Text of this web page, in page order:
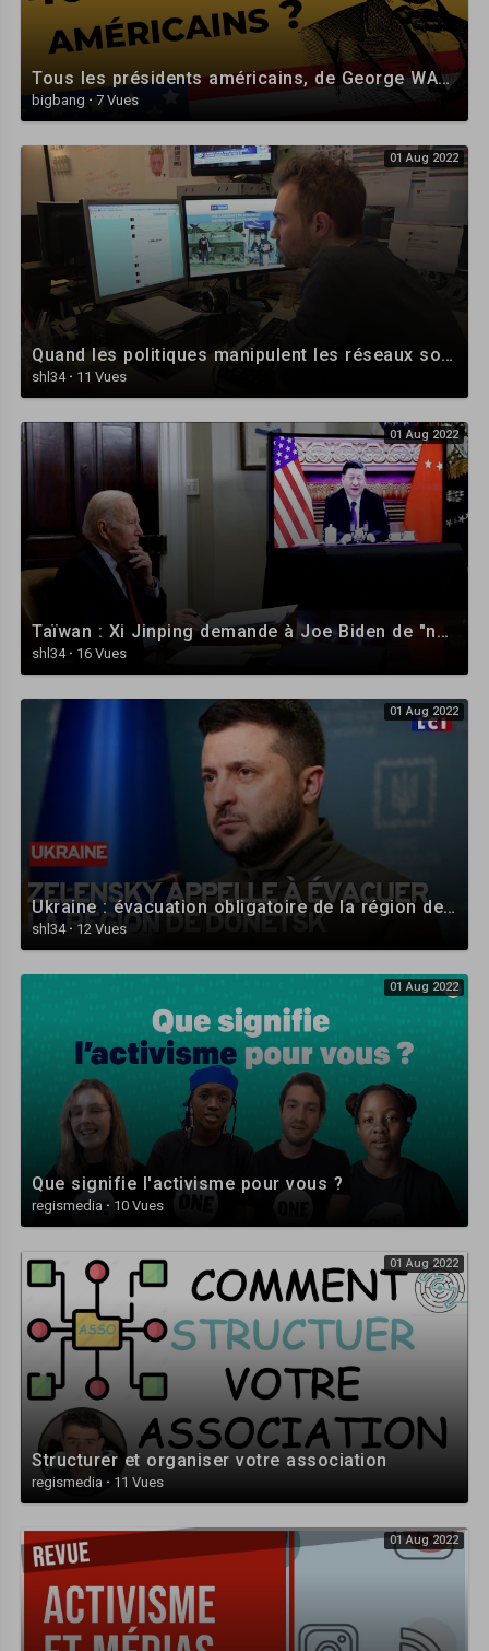
https://amzn.to/3uJAPpR
👉La musique je la trouve là :
https://www.epidemicsound.com/referral/jc51x6/
👉Restez connecté :
http://bit.ly/voyagevoyages
https://www.facebook.com/voyagevoyagesphil/
https://twitter.com/voyage_voyages_
https://www.instagram.com/voyagevoyages_insta
👉Mon autre chaîne Youtube :
👉J'ai un Camion aménagé, en fait un Fourgon aménagé comme un
Camping car. J'aime la Liberté et Voyager. Je veux changer de vie, être au
contact de la nature. Bref Vivre autrement
*Même si ce n’est pas systématique, cette vidéo est susceptible d’avoir
au placement de produits et/ou inclure une communication
#nomadeencampingcar #fourgonaménagé #transparenceyoutube
Tous les présidents américains, de George WASHINGTON à Joe BIDEN
bigbang · 7 Vues
01 Aug 2022
Quand les politiques manipulent les réseaux sociaux
shl34 · 11 Vues
01 Aug 2022
Taïwan : Xi Jinping demande à Joe Biden de "ne pas jouer avec le feu" • FRANCE 24
shl34 · 16 Vues
01 Aug 2022
Ukraine : évacuation obligatoire de la région de Donetsk
shl34 · 12 Vues
01 Aug 2022
Que signifie l'activisme pour vous ?
regismedia · 10 Vues
01 Aug 2022
Structurer et organiser votre association
regismedia · 11 Vues
01 Aug 2022